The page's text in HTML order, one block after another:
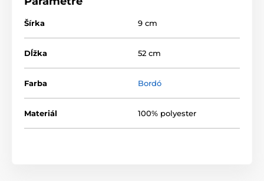
Šírka 9 cm
Dĺžka 52 cm
Farba Bordó
Materiál 100% polyester